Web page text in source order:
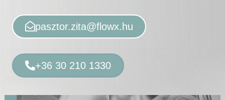
pasztor.zita@flowx.hu
+36 30 210 1330